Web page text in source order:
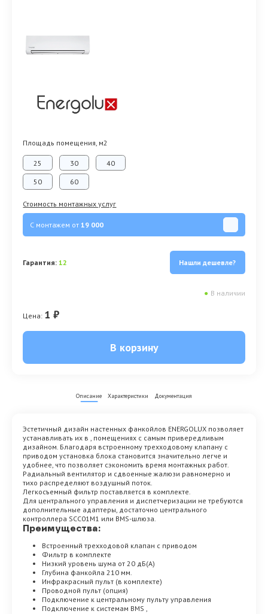
Площадь помещения, м2
25 30 40
50 60
Стоимость монтажных услуг
С монтажем от19 000
Гарантия:12 Нашли дешевле?
● В наличии
Цена: 1 ₽
В корзину
Описание Характеристики Документация
Эстетичный дизайн настенных фанкойлов ENERGOLUX позволяет
устанавливать их в , помещениях с самым привередливым
дизайном. Благодаря встроенному трехходовому клапану с
приводом установка блока становится значительно легче и
удобнее, что позволяет сэкономить время монтажных работ.
Радиальный вентилятор и сдвоенные жалюзи равномерно и
тихо распределяют воздушный поток.
Легкосъемный фильтр поставляется в комплекте.
Для центрального управления и диспетчеризации не требуются
дополнительные адаптеры, достаточно центрального
контроллера SCC01M1 или BMS-шлюза.
Преимущества:
Встроенный трехходовой клапан с приводом
Фильтр в комплекте
Низкий уровень шума от 20 дБ(А)
Глубина фанкойла 210 мм.
Инфракрасный пульт (в комплекте)
Проводной пульт (опция)
Подключение к центральному пульту управления
Подключение к системам BMS ,